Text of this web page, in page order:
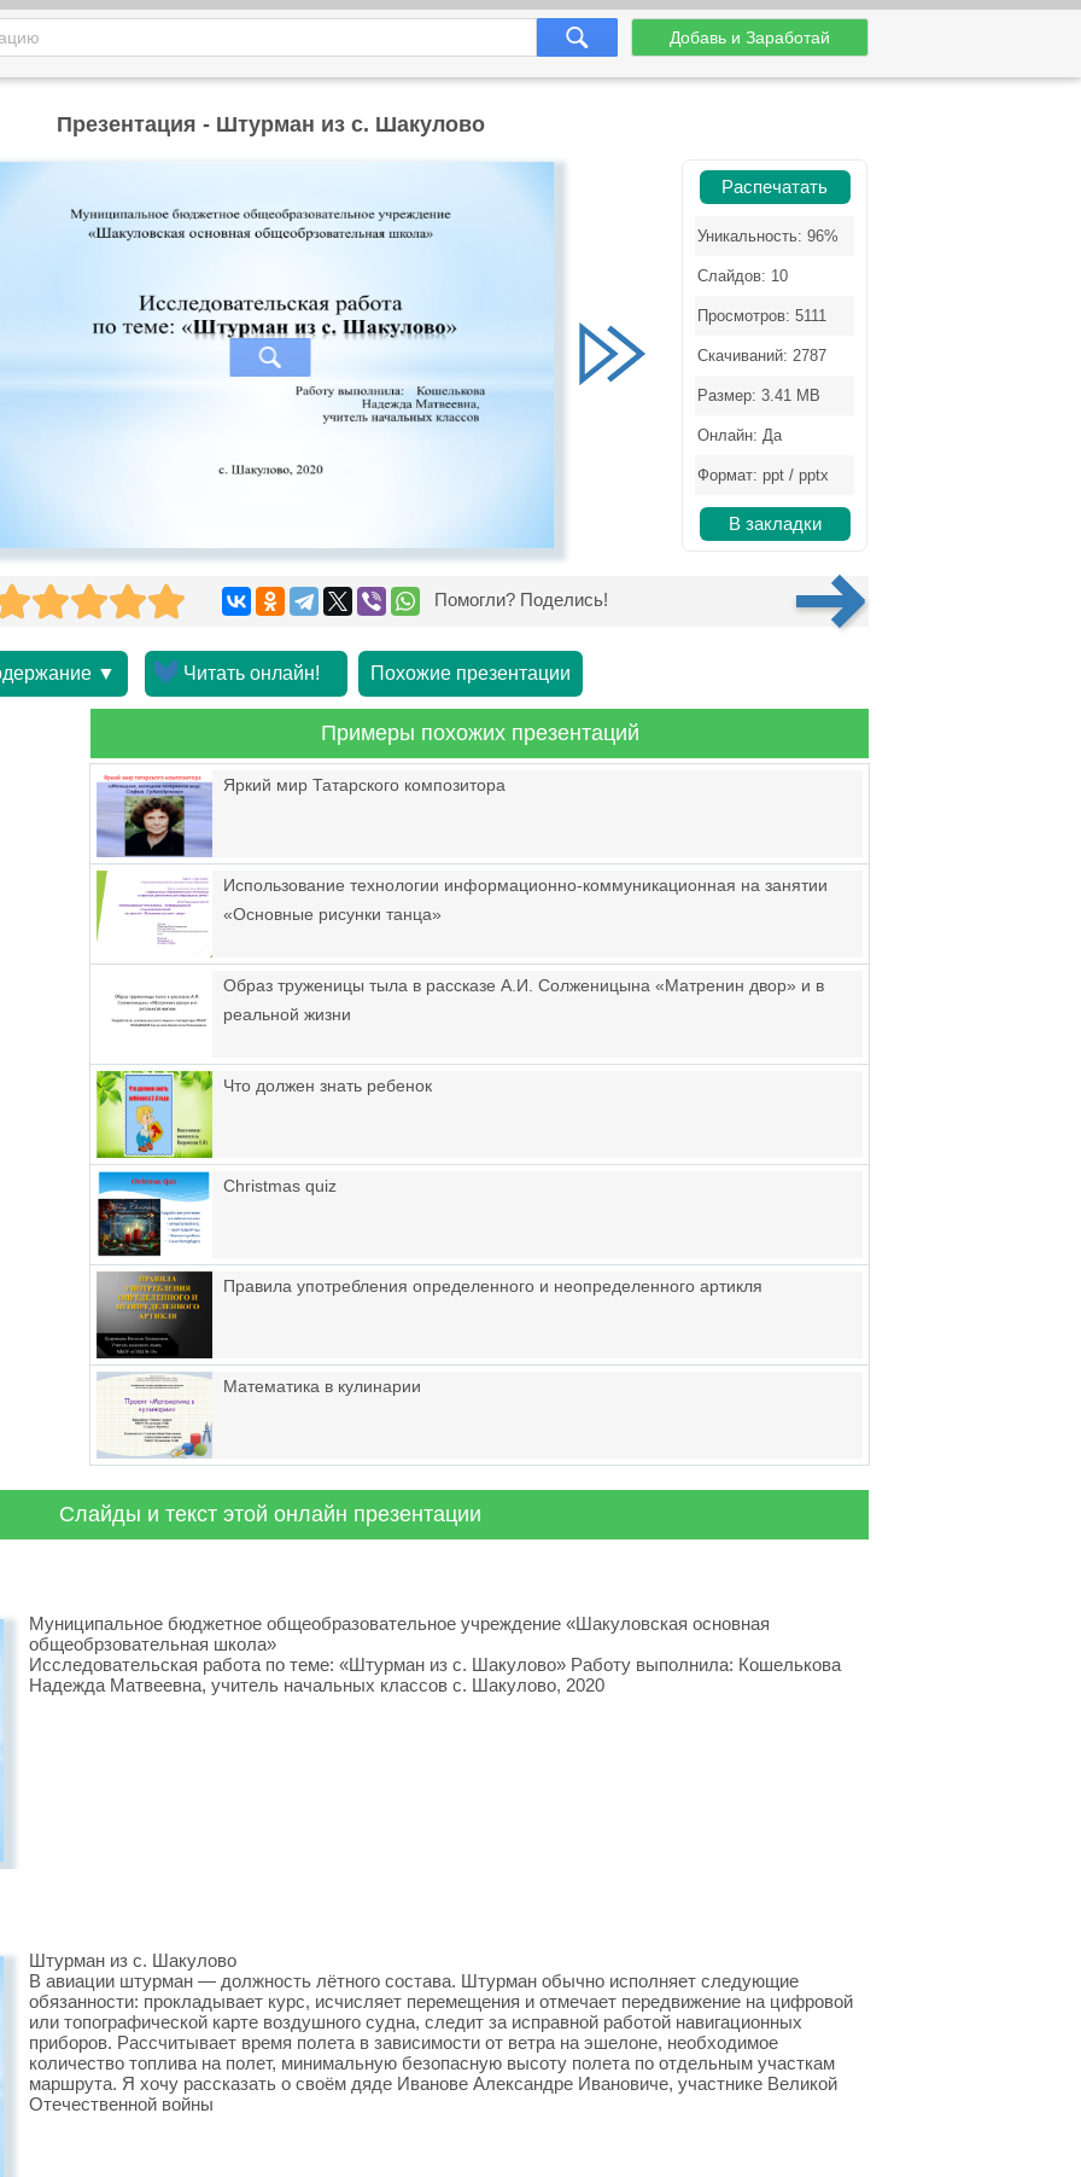
Добавь и Заработай
Презентация - Штурман из с. Шакулово
Распечатать
Уникальность: 96%
Слайдов: 10
Просмотров: 5111
Скачиваний: 2787
Размер: 3.41 MB
Онлайн: Да
Формат: ppt / pptx
В закладки
Помогли? Поделись!
▼ Читать онлайн! Похожие презентации
Примеры похожих презентаций
Яркий мир Татарского композитора
Использование технологии информационно-коммуникационная на занятии
«Основные рисунки танца»
Образ труженицы тыла в рассказе А.И. Солженицына «Матренин двор» и в
реальной жизни
Что должен знать ребенок
Christmas quiz
Правила употребления определенного и неопределенного артикля
Математика в кулинарии
Слайды и текст этой онлайн презентации
Муниципальное бюджетное общеобразовательное учреждение «Шакуловская основная
общеобрзовательная школа»
Исследовательская работа по теме: «Штурман из с. Шакулово» Работу выполнила: Кошелькова
Надежда Матвеевна, учитель начальных классов с. Шакулово, 2020
Штурман из с. Шакулово
В авиации штурман — должность лётного состава. Штурман обычно исполняет следующие
обязанности: прокладывает курс, исчисляет перемещения и отмечает передвижение на цифровой
или топографической карте воздушного судна, следит за исправной работой навигационных
приборов. Рассчитывает время полета в зависимости от ветра на эшелоне, необходимое
количество топлива на полет, минимальную безопасную высоту полета по отдельным участкам
маршрута. Я хочу рассказать о своём дяде Иванове Александре Ивановиче, участнике Великой
Отечественной войны